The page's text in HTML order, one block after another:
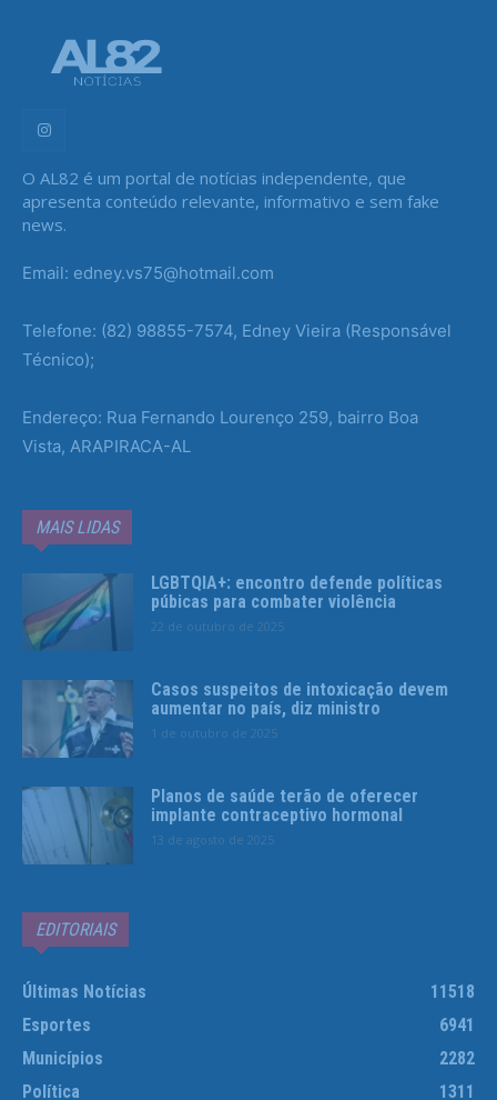
O AL82 é um portal de notícias independente, que
apresenta conteúdo relevante, informativo e sem fake
news.
Email: edney.vs75@hotmail.com
Telefone: (82) 98855-7574, Edney Vieira (Responsável
Técnico);
Endereço: Rua Fernando Lourenço 259, bairro Boa
Vista, ARAPIRACA-AL
MAIS LIDAS
LGBTQIA+: encontro defende políticas
púbicas para combater violência
22 de outubro de 2025
Casos suspeitos de intoxicação devem
aumentar no país, diz ministro
1 de outubro de 2025
Planos de saúde terão de oferecer
implante contraceptivo hormonal
13 de agosto de 2025
EDITORIAIS
Últimas Notícias
11518
Esportes
6941
Municípios
2282
Política
1311